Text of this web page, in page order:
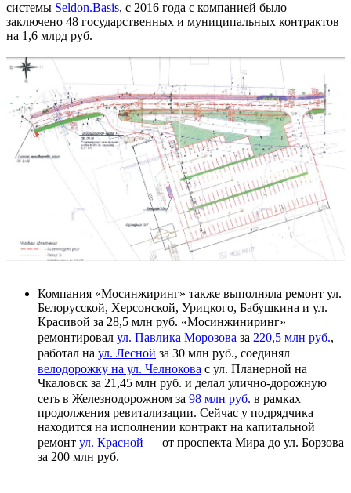
системы Seldon.Basis, с 2016 года с компанией было
заключено 48 государственных и муниципальных контрактов
на 1,6 млрд руб.
Компания «Мосинжиринг» также выполняла ремонт ул.
Белорусской, Херсонской, Урицкого, Бабушкина и ул.
Красивой за 28,5 млн руб. «Мосинжиниринг»
ремонтировал ул. Павлика Морозова за 220,5 млн руб.,
работал на ул. Лесной за 30 млн руб., соединял
велодорожку на ул. Челнокова с ул. Планерной на
Чкаловск за 21,45 млн руб. и делал улично-дорожную
сеть в Железнодорожном за 98 млн руб. в рамках
продолжения ревитализации. Сейчас у подрядчика
находится на исполнении контракт на капитальной
ремонт ул. Красной — от проспекта Мира до ул. Борзова
за 200 млн руб.